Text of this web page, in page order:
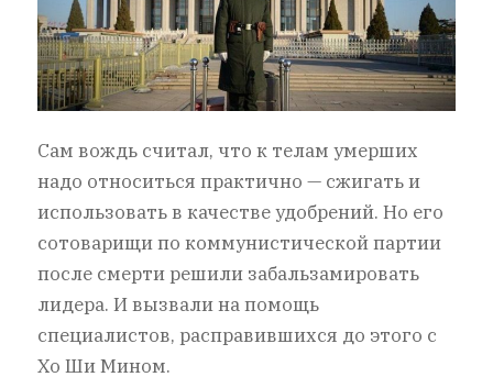
Сам вождь считал, что к телам умерших
надо относиться практично — сжигать и
использовать в качестве удобрений. Но его
сотоварищи по коммунистической партии
после смерти решили забальзамировать
лидера. И вызвали на помощь
специалистов, расправившихся до этого с
Хо Ши Мином.